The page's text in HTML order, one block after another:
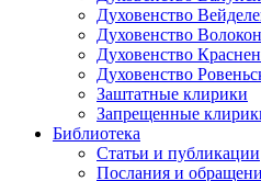
Духовенство
Духовенство
Духовенство
Духовенство
Заштатные клирики
Запрещенные
Библиотека
Статьи и публикации
Послания и